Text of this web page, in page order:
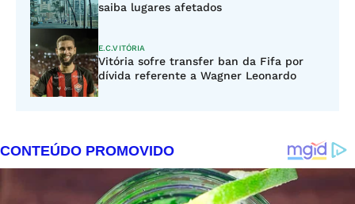
saiba lugares afetados
E.C.VITÓRIA
Vitória sofre transfer ban da Fifa por
dívida referente a Wagner Leonardo